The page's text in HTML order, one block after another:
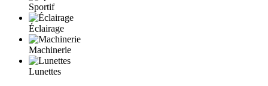
Sportif
Éclairage
Machinerie
Lunettes